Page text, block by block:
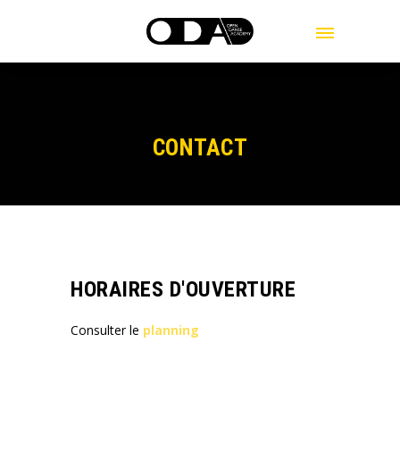
MENU
CONTACT
HORAIRES D'OUVERTURE
Consulter le planning